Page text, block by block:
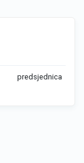
predsjednica